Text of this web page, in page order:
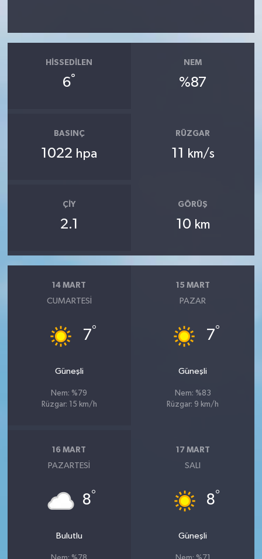
HISSEDILEN
6°
NEM
%87
BASINÇ
1022 hpa
RÜZGAR
11 km/s
ÇIY
2.1
GÖRÜŞ
10 km
14 MART
CUMARTESI
7°
Güneşli
Nem: %79
Rüzgar: 15 km/h
15 MART
PAZAR
7°
Güneşli
Nem: %83
Rüzgar: 9 km/h
16 MART
PAZARTESI
8°
Bulutlu
17 MART
SALI
8°
Güneşli